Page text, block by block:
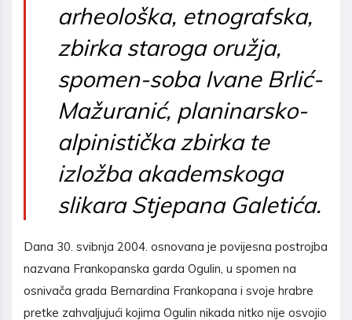
arheološka, etnografska,
zbirka staroga oružja,
spomen-soba Ivane Brlić-
Mažuranić, planinarsko-
alpinistička zbirka te
izložba akademskoga
slikara Stjepana Galetića.
Dana 30. svibnja 2004. osnovana je povijesna postrojba
nazvana Frankopanska garda Ogulin, u spomen na
osnivača grada Bernardina Frankopana i svoje hrabre
pretke zahvaljujući kojima Ogulin nikada nitko nije osvojio